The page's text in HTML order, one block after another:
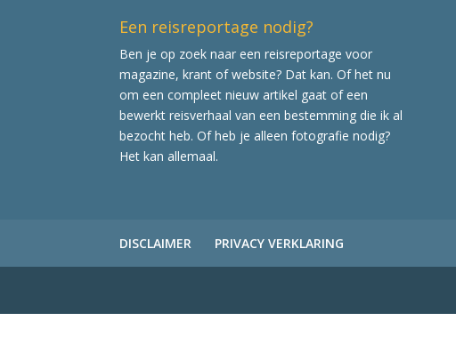
Een reisreportage nodig?
Ben je op zoek naar een reisreportage voor
magazine, krant of website? Dat kan. Of het nu
om een compleet nieuw artikel gaat of een
bewerkt reisverhaal van een bestemming die ik al
bezocht heb. Of heb je alleen fotografie nodig?
Het kan allemaal.
DISCLAIMER PRIVACY VERKLARING